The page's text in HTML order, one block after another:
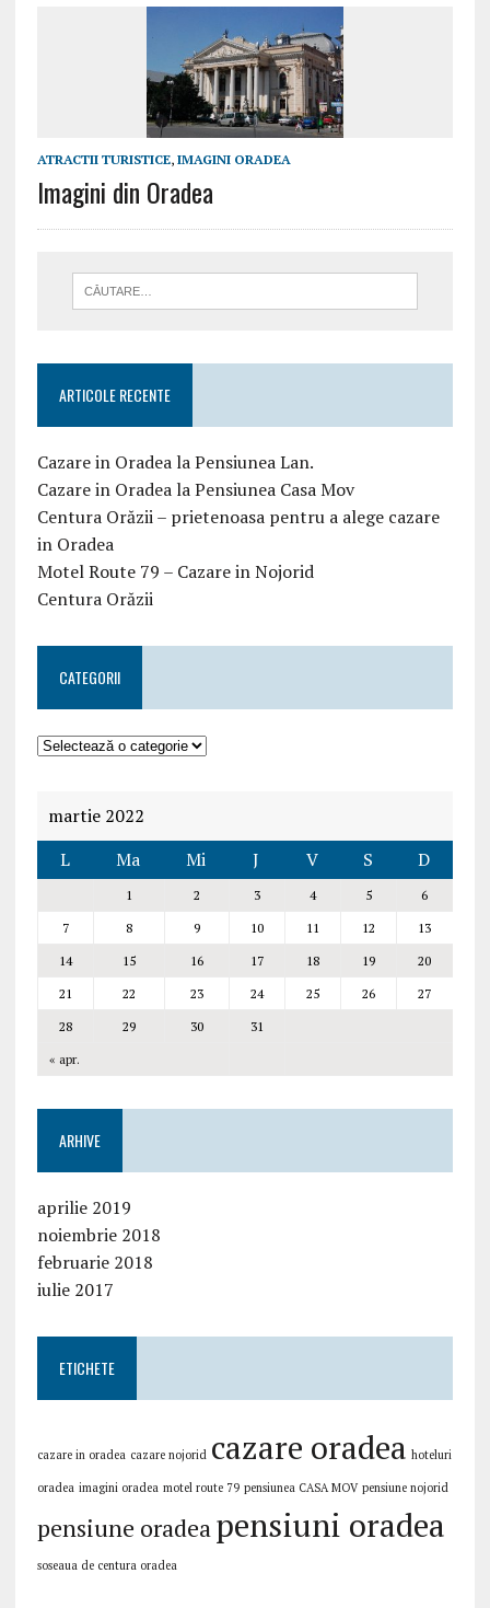
ATRACTII TURISTICE, IMAGINI ORADEA
Imagini din Oradea
ARTICOLE RECENTE
Cazare in Oradea la Pensiunea Lan.
Cazare in Oradea la Pensiunea Casa Mov
Centura Orăzii – prietenoasa pentru a alege cazare
in Oradea
Motel Route 79 – Cazare in Nojorid
Centura Orăzii
CATEGORII
martie 2022
L
Ma Mi J V S D
« apr.
1 2 3 4 5
6
7
8 9 10 11 12
13
14
15 16 17 18 19
20
21
22 23 24 25 26
27
28
29 30 31
ARHIVE
aprilie 2019
noiembrie 2018
februarie 2018
iulie 2017
ETICHETE
cazare in oradea cazare nojorid cazare oradea hoteluri
oradea imagini oradea motel route 79 pensiunea CASA MOV pensiune nojorid
pensiune oradeapensiuni oradea
soseaua de centura oradea